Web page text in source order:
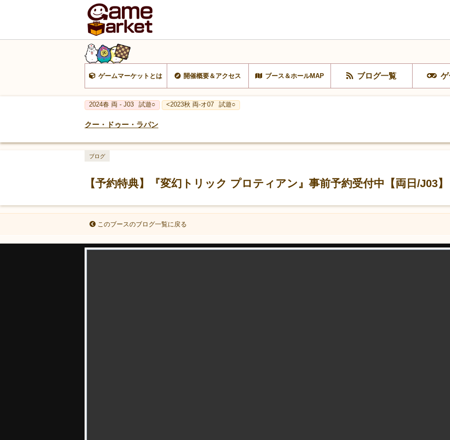
ゲームマーケットとは 開催概要＆アクセス ブース＆ホールMAP ブログ一覧 ゲ
2024春 両 - J03 試遊○ <2023秋 両-オ07 試遊○
クー・ドゥー・ラパン
【予約特典】『変幻トリック プロティアン』事前予約受付中【両日/J03】
ブログ
このブースのブログ一覧に戻る